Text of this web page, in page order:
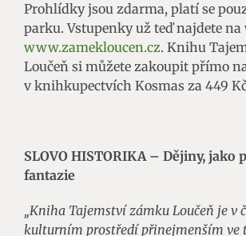
Prohlídky jsou zdarma, platí se
parku. Vstupenky už teď najdete na
www.zamekloucen.cz. Knihu
Loučeň si můžete zakoupit přímo
v knihkupectvích Kosmas za 449
SLOVO HISTORIKA – Dějiny, jako
fantazie
„Kniha Tajemství zámku Loučeň je v
kulturním prostředí přinejmenším ve